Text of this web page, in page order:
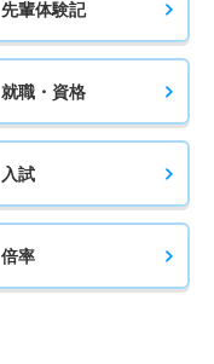
先輩体験記
就職・資格
入試
倍率